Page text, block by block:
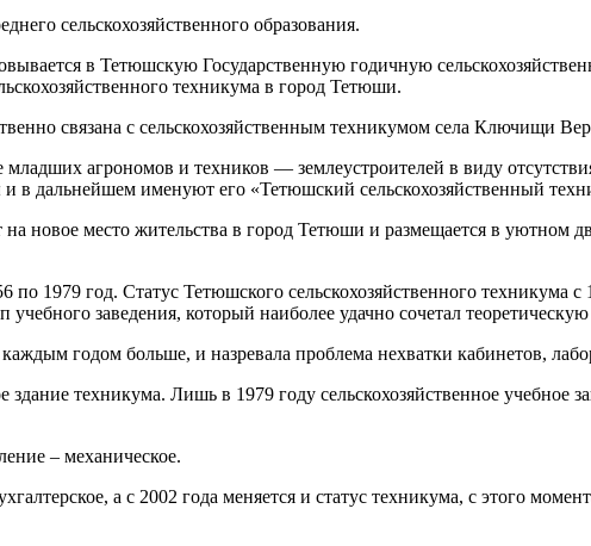
сельскохозяйственного образования.
в Тетюшскую Государственную годичную
техникума в город Тетюши.
связана с сельскохозяйственным техникумом села Ключищи
агрономов и техников — землеустроителей в виду
в дальнейшем именуют его «Тетюшский сельскохозяйственный
новое место жительства в город Тетюши и размещается в уютном
по 1979 год. Статус Тетюшского сельскохозяйственного техникума
заведения, который наиболее удачно сочетал
годом больше, и назревала проблема нехватки кабинетов,
техникума. Лишь в 1979 году сельскохозяйственное учебное
– механическое.
а с 2002 года меняется и статус техникума, с этого